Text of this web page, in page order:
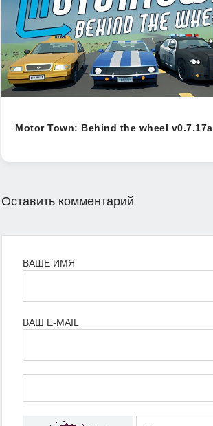
Motor Town: Behind the wheel v0.7.17a
Оставить комментарий
ВАШЕ ИМЯ
ВАШ E-MAIL